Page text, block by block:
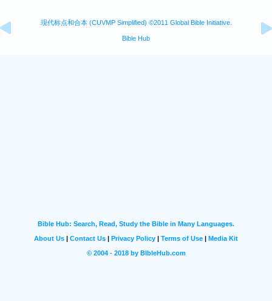
现代标点和合本 (CUVMP Simplified) ©2011 Global Bible Initiative.
Bible Hub